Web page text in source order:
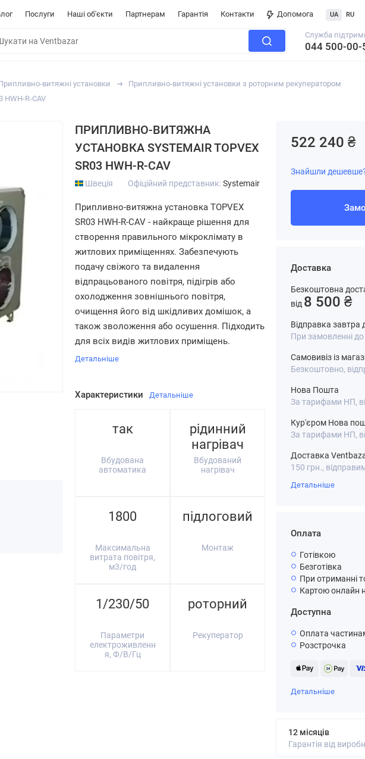
Послуги Наші об'єкти Партнерам Гарантія Контакти Допомога UA RU
Служба
044 500-00-
витяжні установки
Припливно-витяжні установки з роторним рекуператором
HWH-R-CAV
ПРИПЛИВНО-ВИТЯЖНА
УСТАНОВКА SYSTEMAIR TOPVEX
SR03 HWH-R-CAV
Швеція Офіційний представник:Systemair
Припливно-витяжна установка TOPVEX
SR03 HWH-R-CAV - найкраще рішення для
створення правильного мікроклімату в
житлових приміщеннях. Забезпечують
подачу свіжого та видалення
відпрацьованого повітря, підігрів або
охолодження зовнішнього повітря,
очищення його від шкідливих домішок, а
також зволоження або осушення. Підходить
для всіх видів житлових приміщень.
Детальніше
Характеристики Детальніше
так
Вбудована
автоматика
рідинний
нагрівач
Вбудований
нагрівач
1800
Максимальна
витрата повітря,
м3/год
підлоговий
Монтаж
1/230/50
Параметри
електроживленн
я, Ф/В/Гц
роторний
Рекуператор
522 240 ₴
Знайшли
Доставка
Безкоштовна
від 8 500 ₴
Відправка завтра
При замовленні
Самовивіз із
Безкоштовно,
Нова Пошта
За тарифами НП,
Кур'єром Нова
За тарифами НП,
Доставка
150 грн.,
Детальніше
Оплата
Готівкою
Безготівка
При отриманні
Картою онлайн
Доступна
Оплата
Розстрочка
Детальніше
12 місяців
Гарантія від